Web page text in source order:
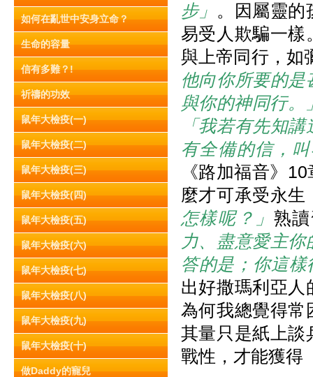
如何在亂世中安身立命？
生命的容量
信有多難？!
祈禱的功效
鼠年大檢疫(一)
鼠年大檢疫(二)
鼠年大檢疫(三)
鼠年大檢疫(四)
鼠年大檢疫(五)
鼠年大檢疫(六)
鼠年大檢疫(七)
鼠年大檢疫(八)
鼠年大檢疫(九)
鼠年大檢疫(十)
做Daddy的寵兒
步」 。因屬靈的
易受人欺騙一樣
與上帝同行，如
他向你所要的
與你的神同行。
「我若有先知
有全備的信，
《路加福音》
麼才可承受永
怎樣呢？」 熟
力、盡意愛主
答的是；你這
出好撒瑪利亞人
為何我總覺得常
其量只是紙上談
戰性，才能獲得